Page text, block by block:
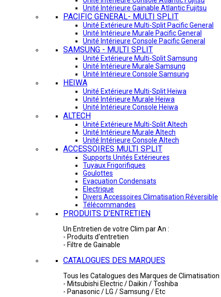
Unité Intérieure Gainable Atlantic Fujitsu
PACIFIC GENERAL- MULTI SPLIT
Unité Extérieure Multi-Split Pacific General
Unité Intérieure Murale Pacific General
Unité Intérieure Console Pacific General
SAMSUNG - MULTI SPLIT
Unité Extérieure Multi-Split Samsung
Unité Intérieure Murale Samsung
Unité Intérieure Console Samsung
HEIWA
Unité Extérieure Multi-Split Heiwa
Unité Intérieure Murale Heiwa
Unité Intérieure Console Heiwa
ALTECH
Unité Extérieure Multi-Split Altech
Unité Intérieure Murale Altech
Unité Intérieure Console Altech
ACCESSOIRES MULTI SPLIT
Supports Unités Extérieures
Tuyaux Frigorifiques
Goulottes
Evacuation Condensats
Electrique
Divers Accessoires Climatisation Réversible
Télécommandes
PRODUITS D'ENTRETIEN
Un Entretien de votre Clim par An :
- Produits d'entretien
- Filtre de Gainable
CATALOGUES DES MARQUES
Tous les Catalogues des Marques de Climatisation
- Mitsubishi Electric / Daikin / Toshiba
- Panasonic / LG / Samsung / Etc